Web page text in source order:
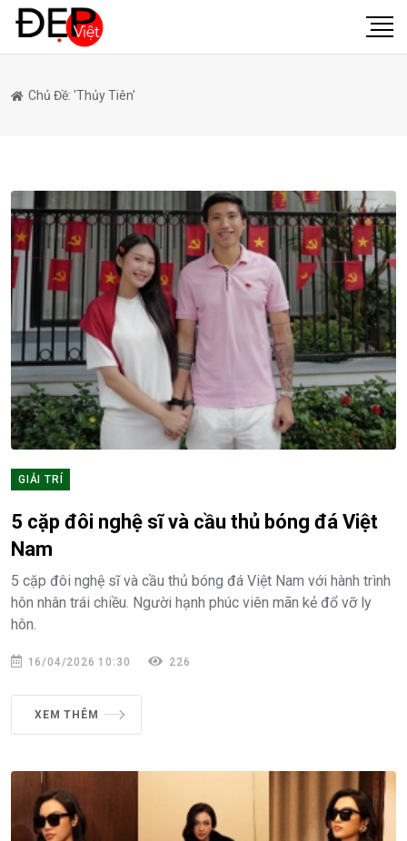
Chủ Đề: 'Thủy Tiên'
GIẢI TRÍ
5 cặp đôi nghệ sĩ và cầu thủ bóng đá Việt
Nam
5 cặp đôi nghệ sĩ và cầu thủ bóng đá Việt Nam với hành trình
hôn nhân trái chiều. Người hạnh phúc viên mãn kẻ đổ vỡ ly
hôn.
16/04/2026 10:30 226
XEM THÊM